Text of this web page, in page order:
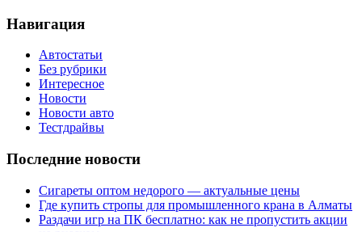
Навигация
Автостатьи
Без рубрики
Интересное
Новости
Новости авто
Тестдрайвы
Последние новости
Сигареты оптом недорого — актуальные цены
Где купить стропы для промышленного крана в Алматы
Раздачи игр на ПК бесплатно: как не пропустить акции